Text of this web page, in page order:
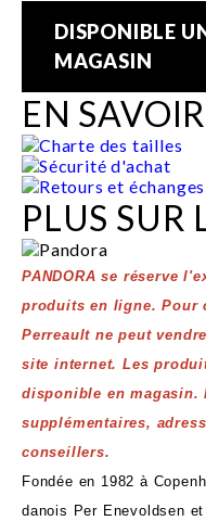
DISPONIBLE
MAGASIN
EN
Charte des tailles
Sécurité d'achat
Retours et échanges
PLUS SUR
PANDORA se réserve
produits en ligne. Pour
Perreault ne peut
site internet. Les
disponible en magasin.
supplémentaires,
conseillers.
Fondée en 1982 à
danois Per Enevoldsen